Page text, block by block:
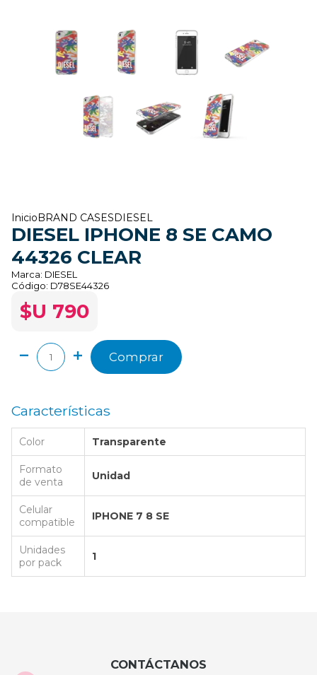
Inicio BRAND CASES DIESEL
DIESEL IPHONE 8 SE CAMO
44326 CLEAR
Marca: DIESEL
Código: D78SE44326
$U 790
Comprar
Características
Color Transparente
Formato
de venta
Unidad
Celular
compatible
IPHONE 7 8 SE
Unidades
por pack
1
CONTÁCTANOS